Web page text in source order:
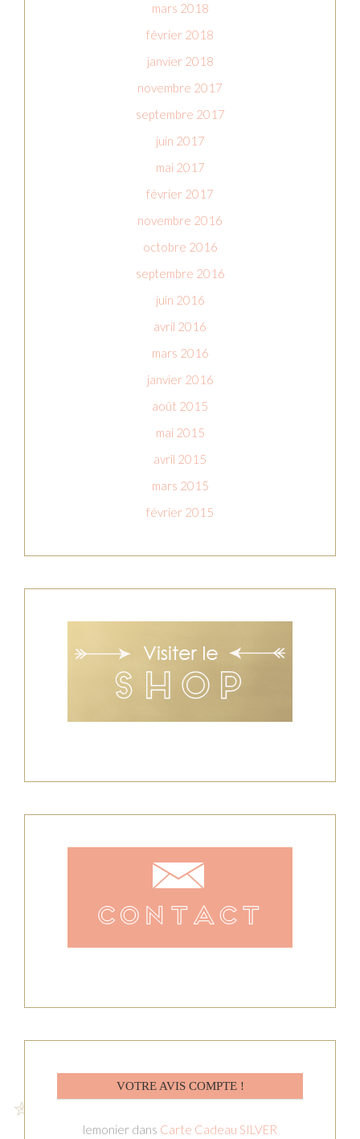
mars 2018
février 2018
janvier 2018
novembre 2017
septembre 2017
juin 2017
mai 2017
février 2017
novembre 2016
octobre 2016
septembre 2016
juin 2016
avril 2016
mars 2016
janvier 2016
août 2015
mai 2015
avril 2015
mars 2015
février 2015
VOTRE AVIS COMPTE !
lemonier dans Carte Cadeau SILVER